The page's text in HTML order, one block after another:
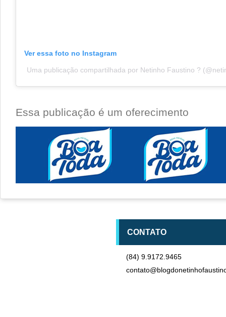
Ver essa foto no Instagram
Uma publicação compartilhada por Netinho Faustino ?
Essa publicação é um oferecimento
CONTATO
(84) 9.9172.9465